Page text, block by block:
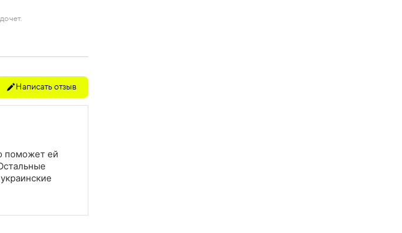
Написать отзыв
поможет ей